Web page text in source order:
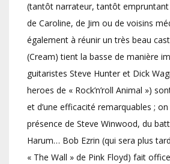
(tantôt narrateur, tantôt empruntant
de Caroline, de Jim ou de voisins
également à réunir un très beau
(Cream) tient la basse de manière
guitaristes Steve Hunter et Dick
heroes de « Rock’n’roll Animal »)
et d’une efficacité remarquables ;
présence de Steve Winwood, du
Harum… Bob Ezrin (qui sera plus
« The Wall » de Pink Floyd) fait